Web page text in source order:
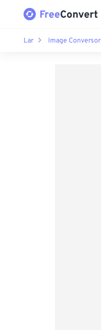
Lar Image Conversor